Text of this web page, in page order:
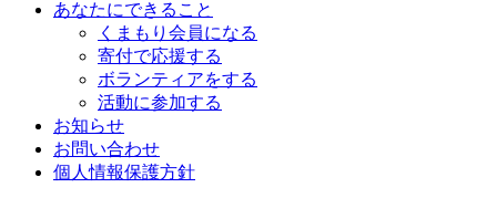
あなたにできること
くまもり会員になる
寄付で応援する
ボランティアをする
活動に参加する
お知らせ
お問い合わせ
個人情報保護方針